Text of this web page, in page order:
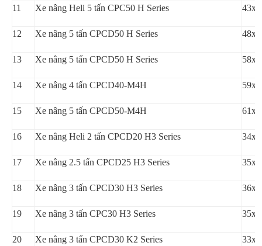
11 Xe nâng Heli 5 tấn CPC50 H Series
12 Xe nâng 5 tấn CPCD50 H Series
13 Xe nâng 5 tấn CPCD50 H Series
14 Xe nâng 4 tấn CPCD40-M4H
15 Xe nâng 5 tấn CPCD50-M4H
16 Xe nâng Heli 2 tấn CPCD20 H3 Series
17 Xe nâng 2.5 tấn CPCD25 H3 Series
18 Xe nâng 3 tấn CPCD30 H3 Series
19 Xe nâng 3 tấn CPC30 H3 Series
20 Xe nâng 3 tấn CPCD30 K2 Series